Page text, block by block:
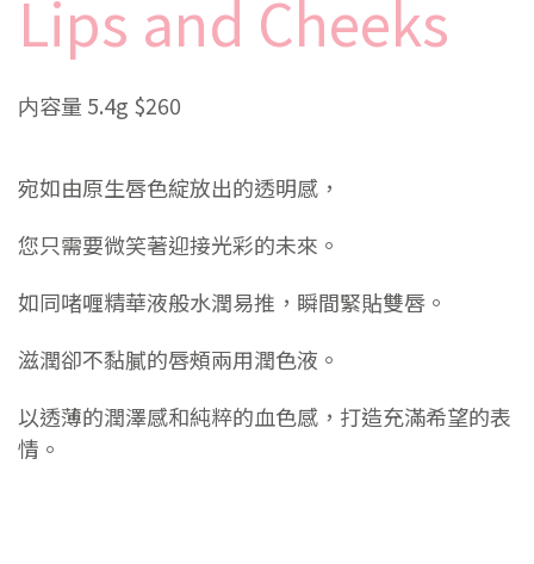
Lips and Cheeks
内容量 5.4g $260
宛如由原生唇色綻放出的透明感，
您只需要微笑著迎接光彩的未來。
如同啫喱精華液般水潤易推，瞬間緊貼雙唇。
滋潤卻不黏膩的唇頰兩用潤色液。
以透薄的潤澤感和純粹的血色感，打造充滿希望的表
情。